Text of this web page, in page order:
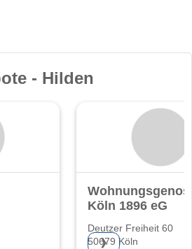
- Hilden
Köln 1896 eG
Deutzer Freiheit 60
50679 Köln
❯